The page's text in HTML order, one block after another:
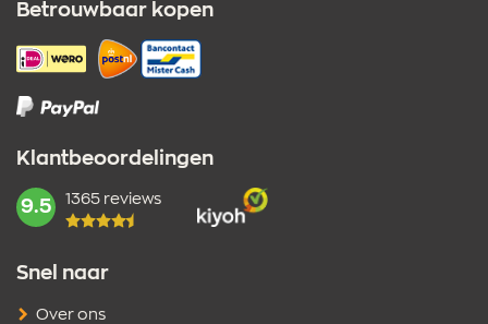
Betrouwbaar kopen
Klantbeoordelingen
mark:
9.5 1365 reviews
Snel naar
Over ons